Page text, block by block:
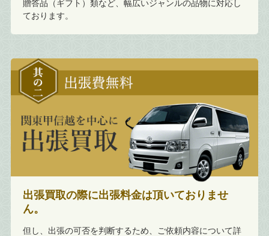
贈答品（ギフト）類など、幅広いジャンルの品物に対応し
ております。
出張買取の際に出張料金は頂いておりませ
ん。
但し、出張の可否を判断するため、ご依頼内容について詳